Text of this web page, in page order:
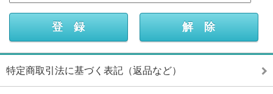
特定商取引法に基づく表記（返品など）